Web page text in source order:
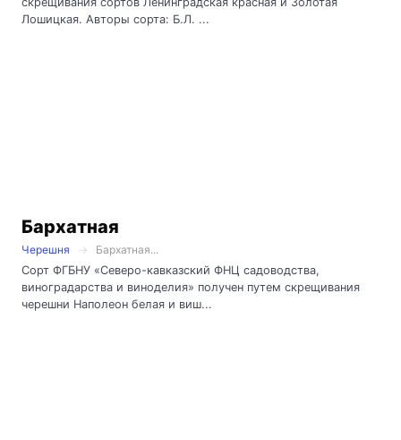
Лошицкая. Авторы сорта: Б.Л. ...
Бархатная
Черешня
Бархатная...
Сорт ФГБНУ «Северо-кавказский ФНЦ садоводства,
виноградарства и виноделия» получен путем скрещивания
черешни Наполеон белая и виш...